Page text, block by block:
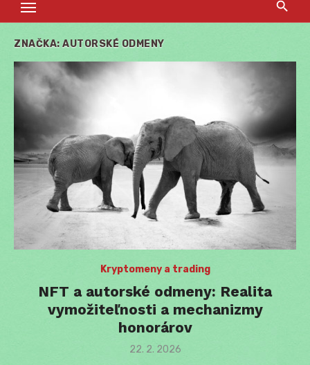
ZNAČKA: AUTORSKÉ ODMENY
Kryptomeny a trading
NFT a autorské odmeny: Realita
vymožiteľnosti a mechanizmy
honorárov
Posted
22. 2. 2026